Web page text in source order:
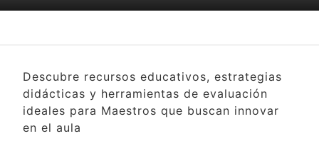
Descubre recursos educativos, estrategias
didácticas y herramientas de evaluación
ideales para Maestros que buscan innovar
en el aula